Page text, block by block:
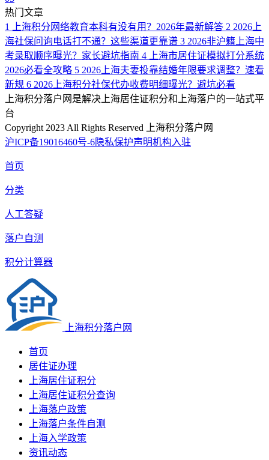
热门文章
1
上海积分网络教育本科有没有用？2026年最新解答 2 2026上
海社保问询电话打不通？这些渠道更靠谱 3 2026非沪籍上海中
考录取顺序曝光？家长避坑指南 4
上海市居住证模拟打分系统
2026必看全攻略 5 2026上海夫妻投靠结婚年限要求调整？速看
新规 6 2026上海积分社保代办收费明细曝光？避坑必看
上海积分落户网是解决上海居住证积分和上海落户的一站式平
台
Copyright 2023 All Rights Reserved 上海积分落户网
沪ICP备19016460号-6隐私保护声明机构入驻
首页
分类
人工答疑
落户自测
积分计算器
上海积分落户网
首页
居住证办理
上海居住证积分
上海居住证积分查询
上海落户政策
上海落户条件自测
上海入学政策
资讯动态